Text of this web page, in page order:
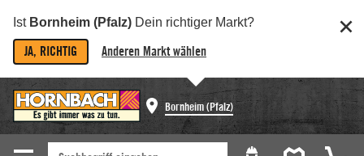
Ist Bornheim (Pfalz) Dein richtiger Markt?
JA, RICHTIG Anderen Markt wählen
Bornheim (Pfalz)